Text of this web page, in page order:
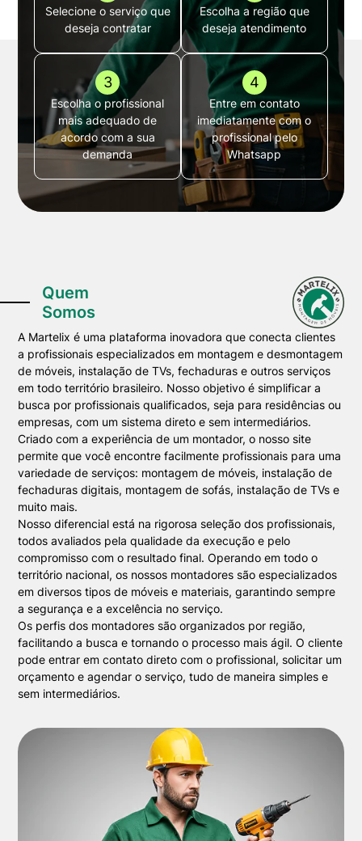
Selecione o serviço que
deseja contratar
Escolha a região que
deseja atendimento
3
Escolha o profissional
mais adequado de
acordo com a sua
demanda
4
Entre em contato
imediatamente com o
profissional pelo
Whatsapp
Quem
Somos
A Martelix é uma plataforma inovadora que conecta clientes
a profissionais especializados em montagem e desmontagem
de móveis, instalação de TVs, fechaduras e outros serviços
em todo território brasileiro. Nosso objetivo é simplificar a
busca por profissionais qualificados, seja para residências ou
empresas, com um sistema direto e sem intermediários.
Criado com a experiência de um montador, o nosso site
permite que você encontre facilmente profissionais para uma
variedade de serviços: montagem de móveis, instalação de
fechaduras digitais, montagem de sofás, instalação de TVs e
muito mais.
Nosso diferencial está na rigorosa seleção dos profissionais,
todos avaliados pela qualidade da execução e pelo
compromisso com o resultado final. Operando em todo o
território nacional, os nossos montadores são especializados
em diversos tipos de móveis e materiais, garantindo sempre
a segurança e a excelência no serviço.
Os perfis dos montadores são organizados por região,
facilitando a busca e tornando o processo mais ágil. O cliente
pode entrar em contato direto com o profissional, solicitar um
orçamento e agendar o serviço, tudo de maneira simples e
sem intermediários.